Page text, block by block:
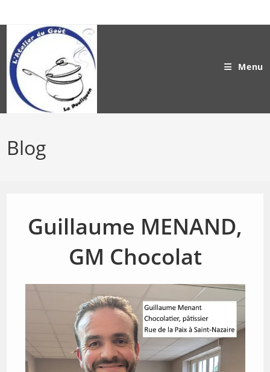
to
content
Menu
Blog
Guillaume MENAND,
GM Chocolat